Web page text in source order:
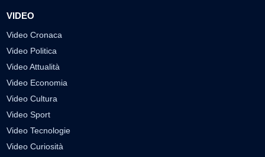
VIDEO
Video Cronaca
Video Politica
Video Attualità
Video Economia
Video Cultura
Video Sport
Video Tecnologie
Video Curiosità